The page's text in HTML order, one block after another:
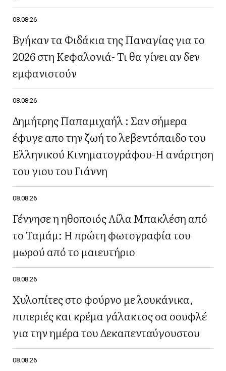
08.08.26
Βγήκαν τα Φιδάκια της Παναγίας για το
2026 στη Κεφαλονιά- Τι θα γίνει αν δεν
εμφανιστούν
08.08.26
Δημήτρης Παπαμιχαήλ : Σαν σήμερα
έφυγε απο την ζωή το λεβεντόπαιδο του
Ελληνικού Κινηματογράφου-Η ανάρτηση
του γιου του Γιάννη
08.08.26
Γέννησε η ηθοποιός Λίλα Μπακλέση από
το Ταμάμ: Η πρώτη φωτογραφία του
μωρού από το μαιευτήριο
08.08.26
Χυλοπίτες στο φούρνο με λουκάνικα,
πιπεριές και κρέμα γάλακτος σα σουφλέ
για την ημέρα του Δεκαπενταύγουστου
08.08.26